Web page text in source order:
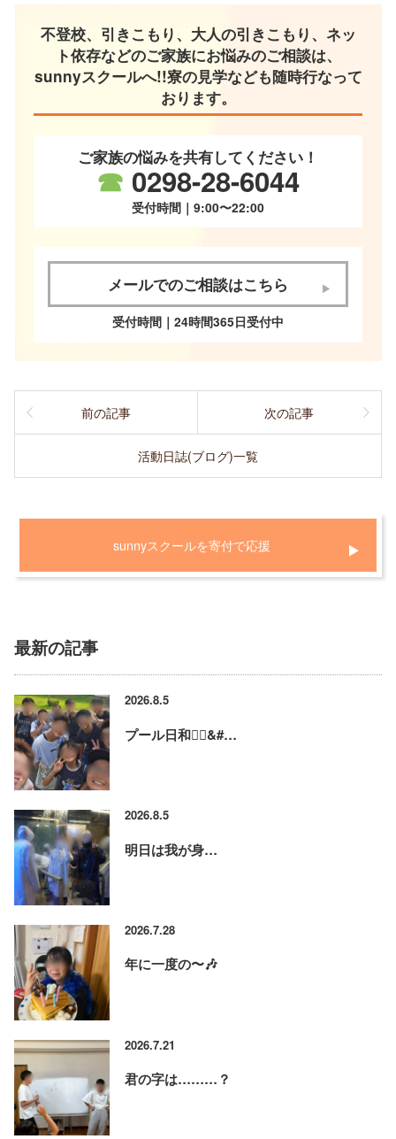
不登校、引きこもり、大人の引きこもり、ネッ
ト依存などのご家族にお悩みのご相談は、
sunnyスクールへ!!寮の見学なども随時行なって
おります。
ご家族の悩みを共有してください！
☎ 0298-28-6044
受付時間｜9:00〜22:00
メールでのご相談はこちら
受付時間｜24時間365日受付中
前の記事
活動日誌(ブログ)一覧
次の記事
sunnyスクールを寄付で応援
最新の記事
2026.8.5
プール日和🏊‍♂&#…
2026.8.5
明日は我が身…
2026.7.28
年に一度の〜🎶
2026.7.21
君の字は………？